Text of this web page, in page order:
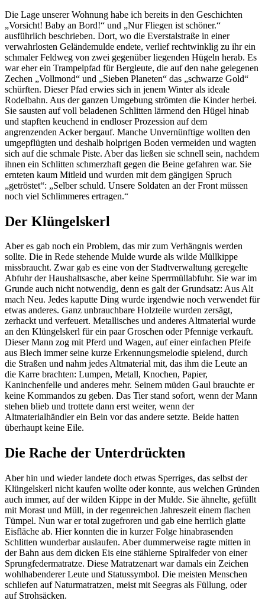
Die Lage unserer Wohnung habe ich bereits in den Geschichten
Vorsicht! Baby an Bord!
und
Nur Fliegen ist schöner.
ausführlich beschrieben. Dort, wo die Everstalstraße in einer
verwahrlosten Geländemulde endete, verlief rechtwinklig zu ihr ein
schmaler Feldweg von zwei gegenüber liegenden Hügeln herab. Es
war eher ein Trampelpfad für Bergleute, die auf den nahe gelegenen
Zechen
Vollmond und Sieben Planeten das
schwarze Gold
schürften. Dieser Pfad erwies sich in jenem Winter als ideale
Rodelbahn. Aus der ganzen Umgebung strömten die Kinder herbei.
Sie sausten auf voll beladenen Schlitten lärmend den Hügel hinab
und stapften keuchend in endloser Prozession auf dem
angrenzenden Acker bergauf. Manche Unvernünftige wollten den
umgepflügten und deshalb holprigen Boden vermeiden und wagten
sich auf die schmale Piste. Aber das ließen sie schnell sein, nachdem
ihnen ein Schlitten schmerzhaft gegen die Beine gefahren war. Sie
ernteten kaum Mitleid und wurden mit dem gängigen Spruch
getröstet :
Selber schuld. Unsere Soldaten an der Front müssen
noch viel Schlimmeres ertragen.
Der Klüngelskerl
Aber es gab noch ein Problem, das mir zum Verhängnis werden
sollte. Die in Rede stehende Mulde wurde als wilde Müllkippe
missbraucht. Zwar gab es eine von der Stadtverwaltung geregelte
Abfuhr der Haushaltsasche, aber keine Sperrmüllabfuhr. Sie war im
Grunde auch nicht notwendig, denn es galt der Grundsatz: Aus Alt
mach Neu. Jedes kaputte Ding wurde irgendwie noch verwendet für
etwas anderes. Ganz unbrauchbare Holzteile wurden zersägt,
zerhackt und verfeuert. Metallisches und anderes Altmaterial wurde
an den Klüngelskerl für ein paar Groschen oder Pfennige verkauft.
Dieser Mann zog mit Pferd und Wagen, auf einer einfachen Pfeife
aus Blech immer seine kurze Erkennungsmelodie spielend, durch
die Straßen und nahm jedes Altmaterial mit, das ihm die Leute an
die Karre brachten: Lumpen, Metall, Knochen, Papier,
Kaninchenfelle und anderes mehr. Seinem müden Gaul brauchte er
keine Kommandos zu geben. Das Tier stand sofort, wenn der Mann
stehen blieb und trottete dann erst weiter, wenn der
Altmaterialhändler ein Bein vor das andere setzte. Beide hatten
überhaupt keine Eile.
Die Rache der Unterdrückten
Aber hin und wieder landete doch etwas Sperriges, das selbst der
Klüngelskerl nicht kaufen wollte oder konnte, aus welchen Gründen
auch immer, auf der wilden Kippe in der Mulde. Sie ähnelte, gefüllt
mit Morast und Müll, in der regenreichen Jahreszeit einem flachen
Tümpel. Nun war er total zugefroren und gab eine herrlich glatte
Eisfläche ab. Hier konnten die in kurzer Folge hinabrasenden
Schlitten wunderbar auslaufen. Aber dummerweise ragte mitten in
der Bahn aus dem dicken Eis eine stählerne Spiralfeder von einer
Sprungfedermatratze. Diese Matratzenart war damals ein Zeichen
wohlhabenderer Leute und Statussymbol. Die meisten Menschen
schliefen auf Naturmatratzen, meist mit Seegras als Füllung, oder
auf Strohsäcken.